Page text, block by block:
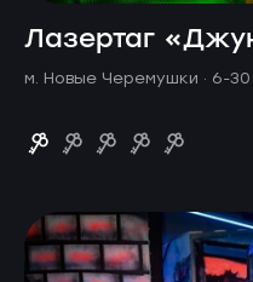
Лазертаг
м. Новые Черемушки · 6-30